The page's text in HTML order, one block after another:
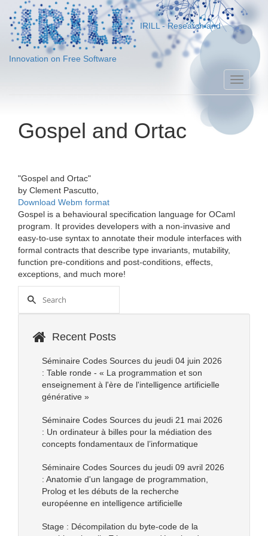
IRILL - Research and
Innovation on Free Software
Toggle
Gospel and Ortac
"Gospel and Ortac"
by Clement Pascutto
Download Webm format
Gospel is a behavioural specification language for OCaml
program. It provides developers with a non-invasive and
easy-to-use syntax to annotate their module interfaces with
formal contracts that describe type invariants, mutability,
function pre-conditions and post-conditions, effects,
exceptions, and much more!
Recent Posts
Séminaire Codes Sources du jeudi 04 juin 2026
: Table ronde - « La programmation et son
enseignement à l'ère de l'intelligence artificielle
générative »
Séminaire Codes Sources du jeudi 21 mai 2026
: Un ordinateur à billes pour la médiation des
concepts fondamentaux de l’informatique
Séminaire Codes Sources du jeudi 09 avril 2026
: Anatomie d'un langage de programmation,
Prolog et les débuts de la recherche
européenne en intelligence artificielle
Stage : Décompilation du byte-code de la